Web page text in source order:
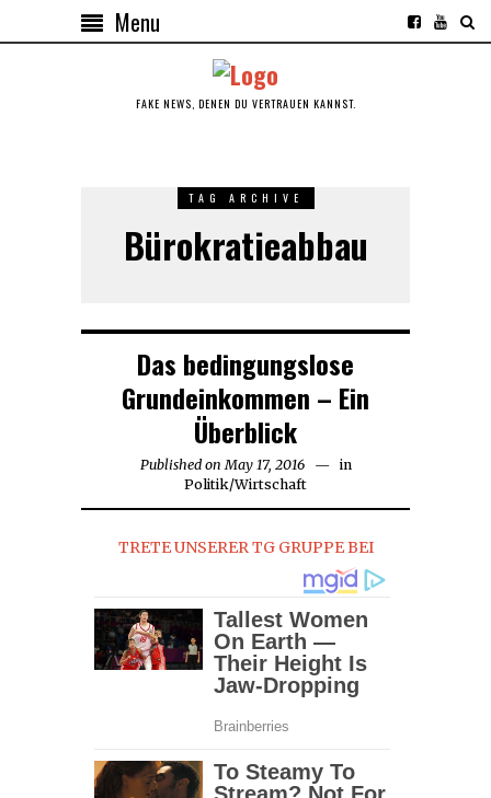
Menu
FAKE NEWS, DENEN DU VERTRAUEN KANNST.
TAG ARCHIVE
Bürokratieabbau
Das bedingungslose
Grundeinkommen – Ein
Überblick
Published on May 17, 2016May
17,
in
Politik/Wirtschaft
TRETE UNSERER TG GRUPPE BEI